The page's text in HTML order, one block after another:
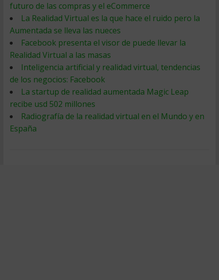
futuro de las compras y el eCommerce
La Realidad Virtual es la que hace el ruido pero la
Aumentada se lleva las nueces
Facebook presenta el visor de puede llevar la
Realidad Virtual a las masas
Inteligencia artificial y realidad virtual, tendencias
de los negocios: Facebook
La startup de realidad aumentada Magic Leap
recibe usd 502 millones
Radiografía de la realidad virtual en el Mundo y en
España